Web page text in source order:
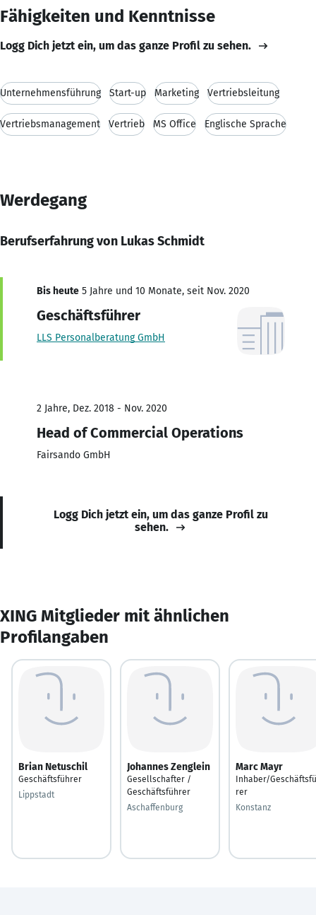
Fähigkeiten und Kenntnisse
Logg Dich jetzt ein, um das ganze Profil zu sehen.
Unternehmensführung Start-up Marketing Vertriebsleitung
Vertriebsmanagement Vertrieb MS Office Englische Sprache
Werdegang
Berufserfahrung von Lukas Schmidt
Bis heute 5 Jahre und 10 Monate, seit Nov. 2020
Geschäftsführer
LLS Personalberatung GmbH
2 Jahre, Dez. 2018 - Nov. 2020
Head of Commercial Operations
Fairsando GmbH
Logg Dich jetzt ein, um das ganze Profil zu
sehen.
XING Mitglieder mit ähnlichen
Profilangaben
Brian Netuschil
Geschäftsführer
Lippstadt
Johannes Zenglein
Gesellschafter /
Geschäftsführer
Aschaffenburg
Marc Mayr
Inhaber/
rer
Konstanz